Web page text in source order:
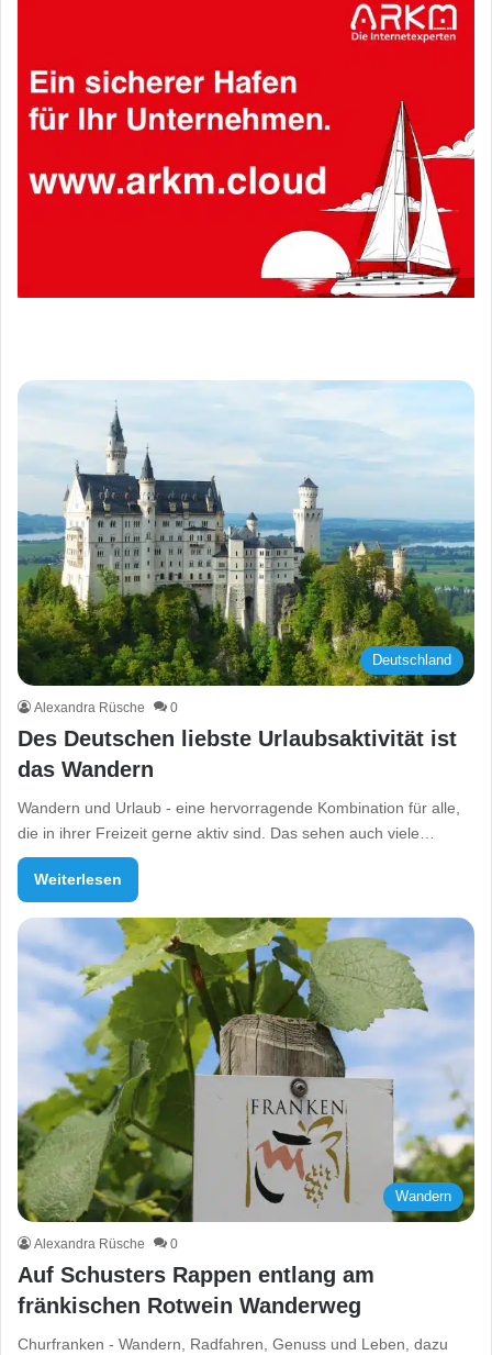
Deutschland
Alexandra Rüsche 0
Des Deutschen liebste Urlaubsaktivität ist
das Wandern
Wandern und Urlaub - eine hervorragende Kombination für alle,
die in ihrer Freizeit gerne aktiv sind. Das sehen auch viele…
Weiterlesen
Wandern
Alexandra Rüsche 0
Auf Schusters Rappen entlang am
fränkischen Rotwein Wanderweg
Churfranken - Wandern, Radfahren, Genuss und Leben, dazu